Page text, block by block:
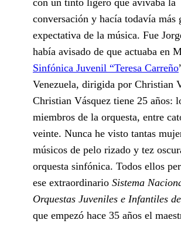
conversación y hacía todavía más
expectativa de la música. Fue
había avisado de que actuaba en
Sinfónica Juvenil “Teresa Carreño
Venezuela, dirigida por Christian
Christian Vásquez tiene 25 años:
miembros de la orquesta, entre
veinte. Nunca he visto tantas
músicos de pelo rizado y tez
orquesta sinfónica. Todos ellos
ese extraordinario Sistema
Orquestas Juveniles e Infantiles
que empezó hace 35 años el